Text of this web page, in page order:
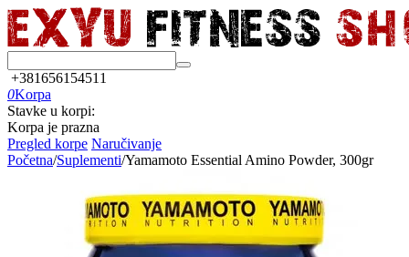
+381656154511
0Korpa
Stavke u korpi:
Korpa je prazna
Pregled korpe Naručivanje
Početna/Suplementi/Yamamoto Essential Amino Powder, 300gr